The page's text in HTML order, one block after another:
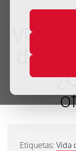
Vida
del
Etiquetas: Vida